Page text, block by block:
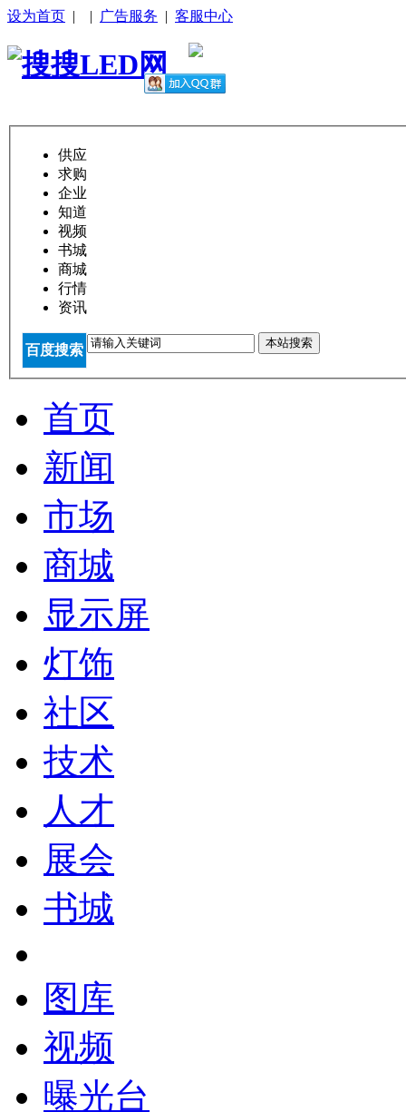
设为首页 | | 广告服务 | 客服中心
供应
求购
企业
知道
视频
书城
商城
行情
资讯
百度搜索 本站搜索
首页
新闻
市场
商城
显示屏
灯饰
社区
技术
人才
展会
书城
图库
视频
曝光台